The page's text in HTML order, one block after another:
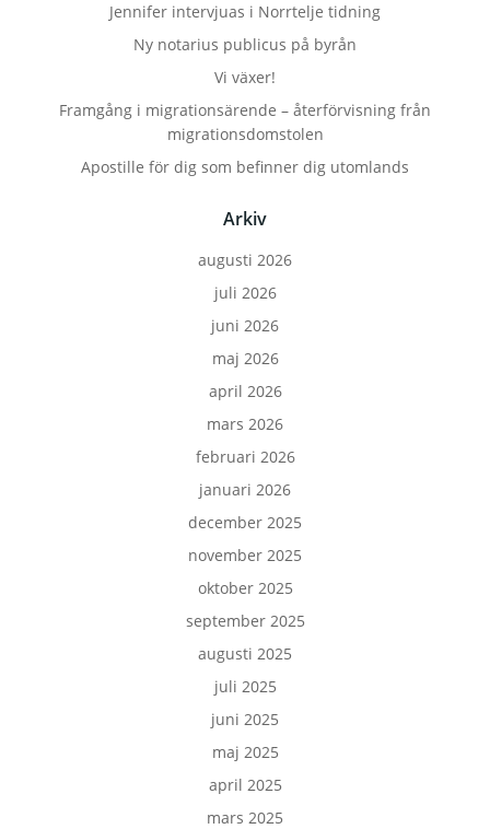
Jennifer intervjuas i Norrtelje tidning
Ny notarius publicus på byrån
Vi växer!
Framgång i migrationsärende – återförvisning från
migrationsdomstolen
Apostille för dig som befinner dig utomlands
Arkiv
augusti 2026
juli 2026
juni 2026
maj 2026
april 2026
mars 2026
februari 2026
januari 2026
december 2025
november 2025
oktober 2025
september 2025
augusti 2025
juli 2025
juni 2025
maj 2025
april 2025
mars 2025